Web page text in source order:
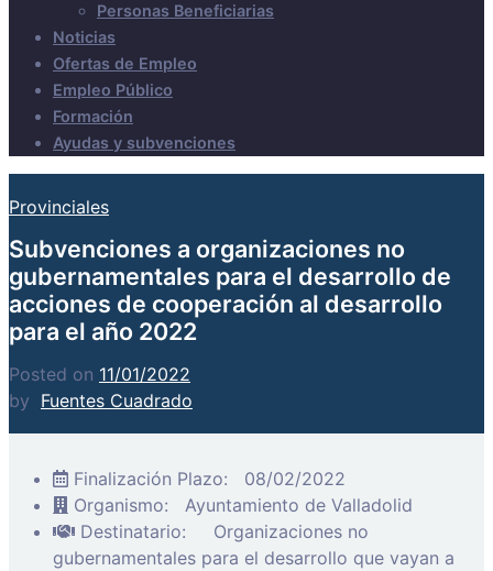
Personas Beneficiarias
Noticias
Ofertas de Empleo
Empleo Público
Formación
Ayudas y subvenciones
Provinciales
Subvenciones a organizaciones no
gubernamentales para el desarrollo de
acciones de cooperación al desarrollo
para el año 2022
Posted on 11/01/2022
by Fuentes Cuadrado
Finalización Plazo:
08/02/2022
Organismo:
Ayuntamiento de Valladolid
Destinatario:
Organizaciones no
gubernamentales para el desarrollo que vayan a